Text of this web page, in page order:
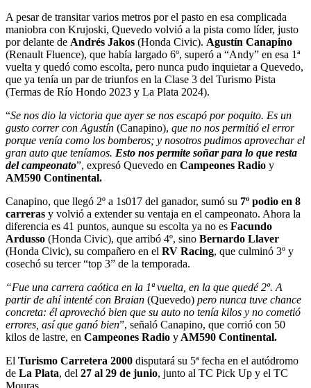
A pesar de transitar varios metros por el pasto en esa complicada
maniobra con Krujoski, Quevedo volvió a la pista como líder, justo
por delante de Andrés Jakos (Honda Civic). Agustín Canapino
(Renault Fluence), que había largado 6º, superó a “Andy” en esa 1ª
vuelta y quedó como escolta, pero nunca pudo inquietar a Quevedo,
que ya tenía un par de triunfos en la Clase 3 del Turismo Pista
(Termas de Río Hondo 2023 y La Plata 2024).
“Se nos dio la victoria que ayer se nos escapó por poquito. Es un
gusto correr con Agustín (Canapino), que no nos permitió el error
porque venía como los bomberos; y nosotros pudimos aprovechar el
gran auto que teníamos. Esto nos permite soñar para lo que resta
del campeonato”, expresó Quevedo en Campeones Radio y
AM590 Continental.
Canapino, que llegó 2º a 1s017 del ganador, sumó su 7º podio en 8
carreras y volvió a extender su ventaja en el campeonato. Ahora la
diferencia es 41 puntos, aunque su escolta ya no es Facundo
Ardusso (Honda Civic), que arribó 4º, sino Bernardo Llaver
(Honda Civic), su compañero en el RV Racing, que culminó 3º y
cosechó su tercer “top 3” de la temporada.
“Fue una carrera caótica en la 1ª vuelta, en la que quedé 2º. A
partir de ahí intenté con Braian (Quevedo) pero nunca tuve chance
concreta: él aprovechó bien que su auto no tenía kilos y no cometió
errores, así que ganó bien”, señaló Canapino, que corrió con 50
kilos de lastre, en Campeones Radio y AM590 Continental.
El Turismo Carretera 2000 disputará su 5ª fecha en el autódromo
de La Plata, del 27 al 29 de junio, junto al TC Pick Up y el TC
Mouras.